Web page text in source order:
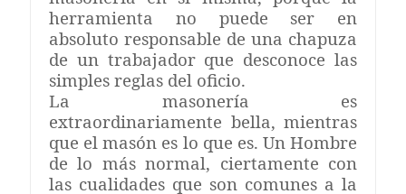
herramienta no puede ser en
absoluto responsable de una chapuza
de un trabajador que desconoce las
simples reglas del oficio.
La masonería es
extraordinariamente bella, mientras
que el masón es lo que es. Un Hombre
de lo más normal, ciertamente con
las cualidades que son comunes a la